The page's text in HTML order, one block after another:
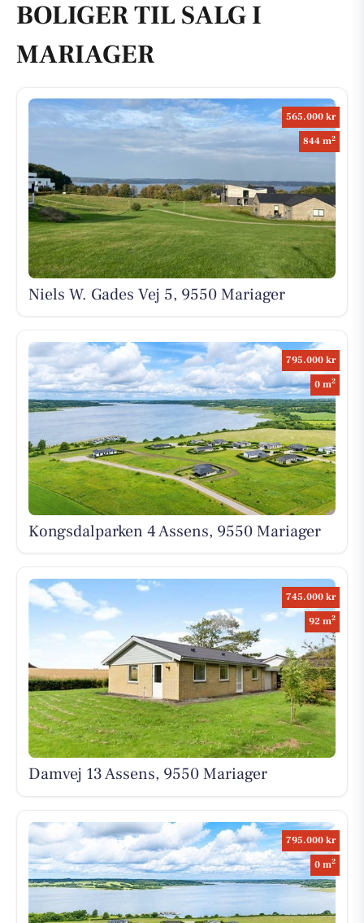
BOLIGER TIL SALG I
MARIAGER
565.000 kr
844 m2
Niels W. Gades Vej 5, 9550 Mariager
795.000 kr
0 m2
Kongsdalparken 4 Assens, 9550 Mariager
745.000 kr
92 m2
Damvej 13 Assens, 9550 Mariager
795.000 kr
0 m2